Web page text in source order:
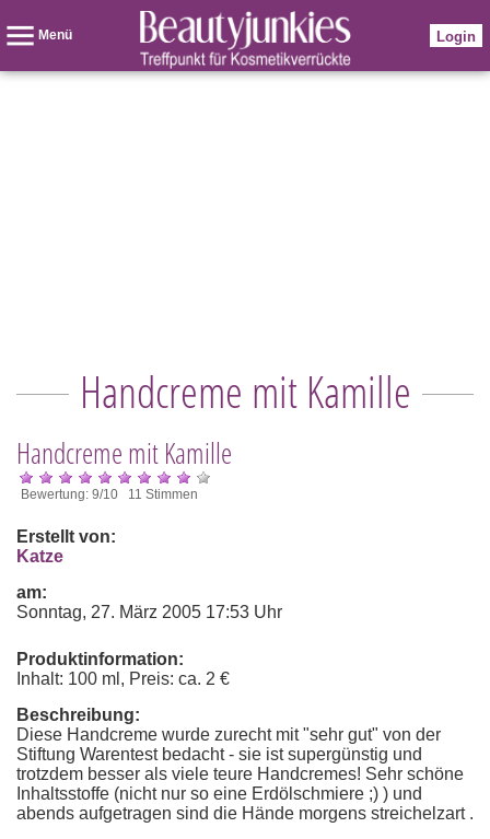
Menü Login
Handcreme mit Kamille
Handcreme mit Kamille
Bewertung: 9/10 11 Stimmen
Erstellt von:
Katze
am:
Sonntag, 27. März 2005 17:53 Uhr
Produktinformation:
Inhalt: 100 ml, Preis: ca. 2 €
Beschreibung:
Diese Handcreme wurde zurecht mit "sehr gut" von der
Stiftung Warentest bedacht - sie ist supergünstig und
trotzdem besser als viele teure Handcremes! Sehr schöne
Inhaltsstoffe (nicht nur so eine Erdölschmiere ;) ) und
abends aufgetragen sind die Hände morgens streichelzart .